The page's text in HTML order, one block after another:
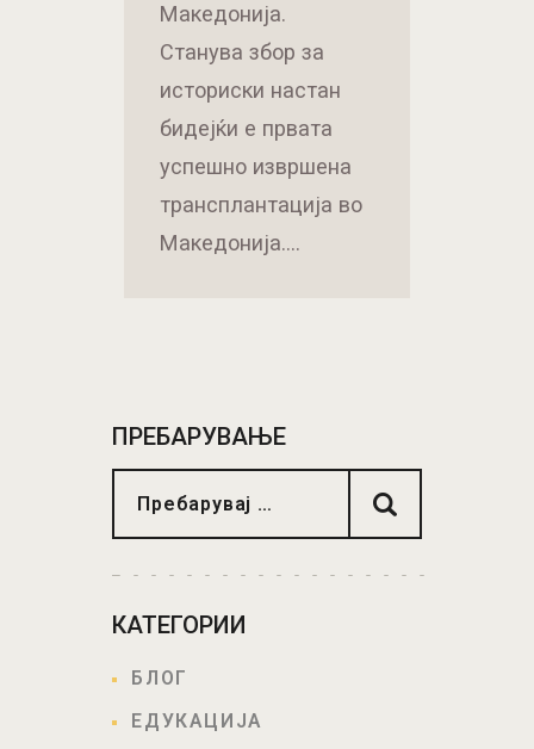
Македонија.
Станува збор за
историски настан
бидејќи е првата
успешно извршена
трансплантација во
Македонија.…
ПРЕБАРУВАЊЕ
КАТЕГОРИИ
БЛОГ
ЕДУКАЦИЈА